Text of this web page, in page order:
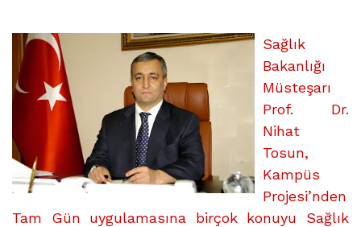
MERAK
EDİLENLER..
üzerine
Sağlık
Bakanlığı
Müsteşarı
Prof. Dr.
Nihat
Tosun,
Kampüs
Projesi’nden
Tam Gün uygulamasına birçok konuyu Sağlık